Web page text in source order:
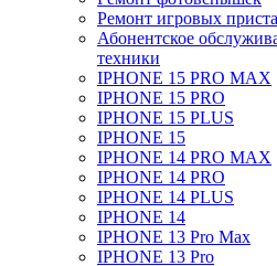
Ремонт игровых
Абонентское
техники
IPHONE 15 PRO MAX
IPHONE 15 PRO
IPHONE 15 PLUS
IPHONE 15
IPHONE 14 PRO MAX
IPHONE 14 PRO
IPHONE 14 PLUS
IPHONE 14
IPHONE 13 Pro Max
IPHONE 13 Pro